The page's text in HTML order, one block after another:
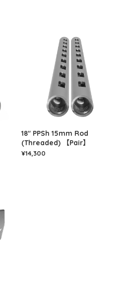
18" PPSh 15mm Rod
(Threaded) 【Pair】
¥14,300